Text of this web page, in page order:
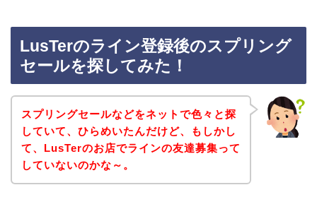
LusTerのライン登録後のスプリング
セールを探してみた！
スプリングセールなどをネットで色々と探
していて、ひらめいたんだけど、もしかし
て、LusTerのお店でラインの友達募集って
していないのかな～。